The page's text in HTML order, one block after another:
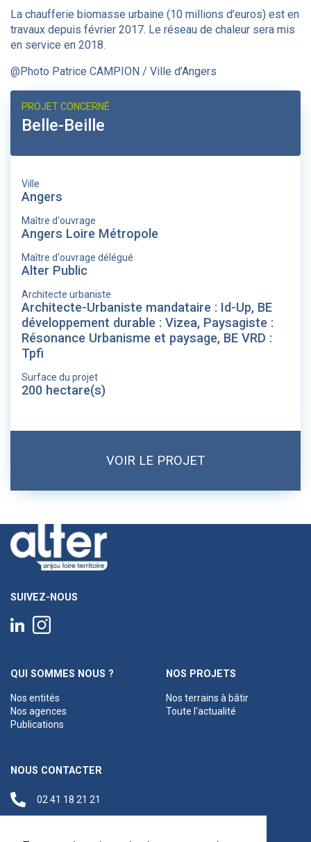
La chaufferie biomasse urbaine (10 millions d’euros) est en
travaux depuis février 2017. Le réseau de chaleur sera mis
en service en 2018.
@Photo Patrice CAMPION / Ville d’Angers
PROJET CONCERNÉ
Belle-Beille
Ville
Angers
Maître d'ouvrage
Angers Loire Métropole
Maître d'ouvrage délégué
Alter Public
Architecte urbaniste
Architecte-Urbaniste mandataire : Id-Up, BE
développement durable : Vizea, Paysagiste :
Résonance Urbanisme et paysage, BE VRD :
Tpfi
Surface du projet
200 hectare(s)
VOIR LE PROJET
SUIVEZ-NOUS
QUI SOMMES NOUS ?
Nos entités
Nos agences
Publications
NOS PROJETS
Nos terrains à bâtir
Toute l'actualité
NOUS CONTACTER
02 41 18 21 21